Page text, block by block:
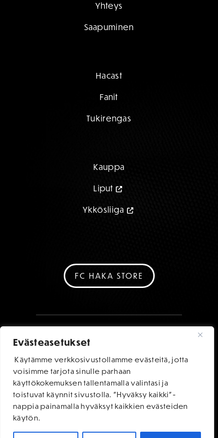
Evästeasetukset
Käytämme verkkosivustollamme evästeitä, jotta
voisimme tarjota sinulle parhaan
käyttökokemuksen tallentamalla valintasi ja
toistuvat käynnit sivustolla. "Hyväksy kaikki"-
nappia painamalla hyväksyt kaikkien evästeiden
käytön.
Yhteys
Saapuminen
Hacast
Fanit
Tukirengas
Kauppa
Liput
Ykkösliiga
FC HAKA STORE